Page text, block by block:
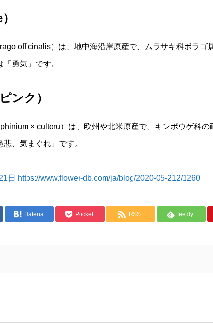
officinalis）は、地中海沿岸原産で、ムラサキ科ボラゴ
勇気」です。
ピンク）
× cultoru）は、欧州や北米原産で、キンポウゲ科の
、気まぐれ」です。
日 https://www.flower-db.com/ja/blog/2020-05-212/1260
Hatena Pocket RSS feedly